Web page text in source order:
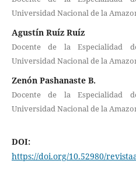
Universidad Nacional de la
Agustín Ruíz Ruíz
Docente de la Especialidad
Universidad Nacional de la
Zenón Pashanaste B.
Docente de la Especialidad
Universidad Nacional de la
DOI:
https://doi.org/10.52980/